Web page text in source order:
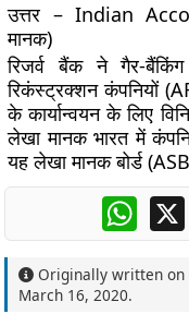
उत्तर – Indian
मानक)
रिजर्व बैंक ने गैर-
रिकंस्ट्रक्शन कंपनियों
के कार्यान्वयन के लिए
लेखा मानक भारत में
यह लेखा मानक बोर्ड
X
Originally written on
March 16, 2020.